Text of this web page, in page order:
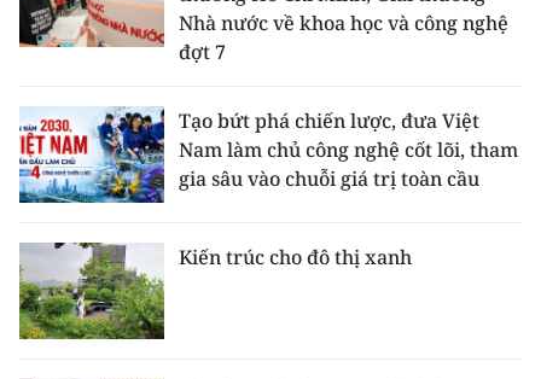
THỜI NAY
NHÂN DÂN HẰNG THÁNG
MUA BÁO
ĐỌC BÁO IN
ENGLISH
Nhà nước về khoa học và công nghệ
đợt 7
Tạo bứt phá chiến lược, đưa Việt
Nam làm chủ công nghệ cốt lõi, tham
gia sâu vào chuỗi giá trị toàn cầu
Kiến trúc cho đô thị xanh